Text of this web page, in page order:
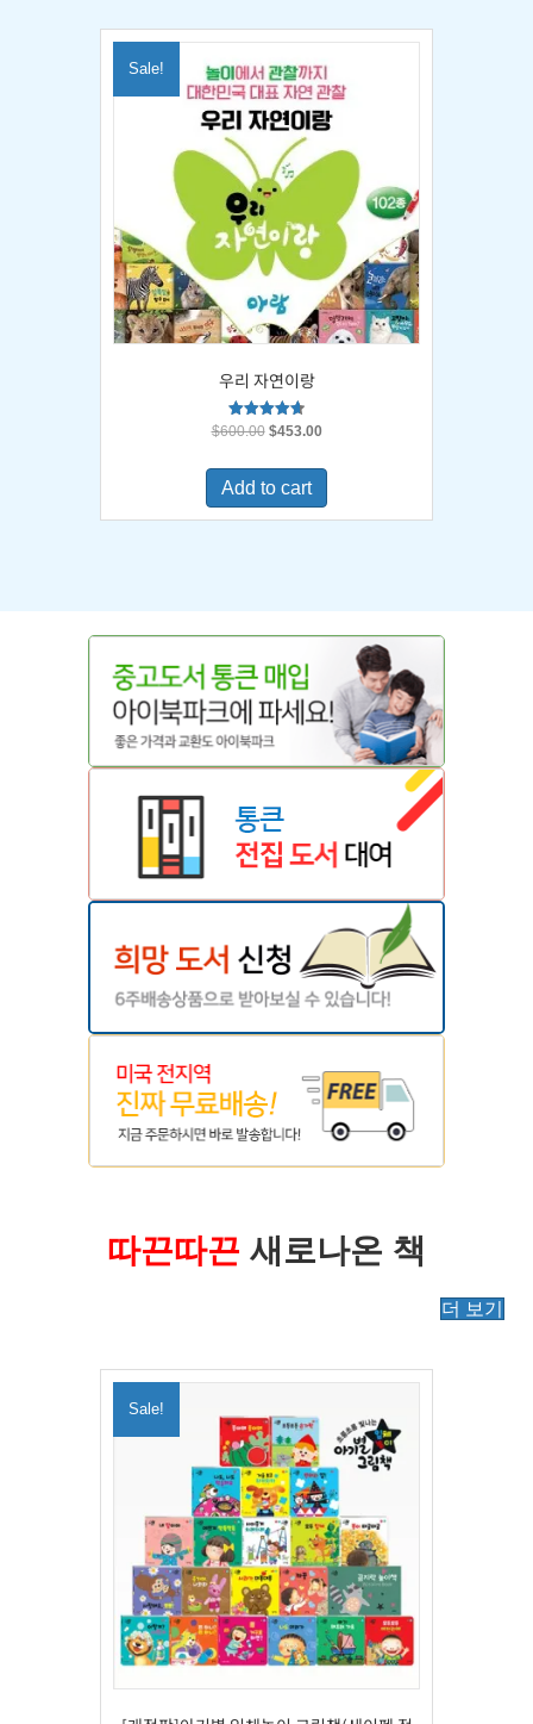
Sale!
우리 자연이랑
Rated
$600.00 Original
was:
$600.00.
$453.00Current
is:
Add to cart
따끈따끈 새로나온 책
더 보기
Sale!